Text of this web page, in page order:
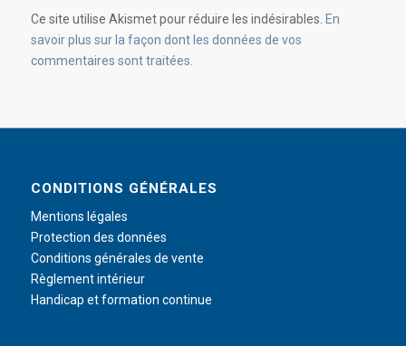
Ce site utilise Akismet pour réduire les indésirables. En
savoir plus sur la façon dont les données de vos
commentaires sont traitées.
CONDITIONS GÉNÉRALES
Mentions légales
Protection des données
Conditions générales de vente
Règlement intérieur
Handicap et formation continue